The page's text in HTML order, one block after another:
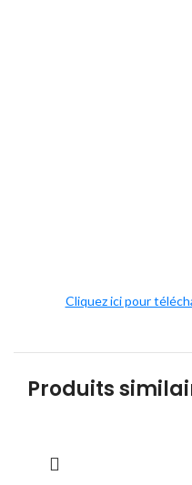
Cliquez ici pour
Produits